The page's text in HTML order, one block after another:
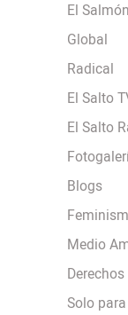
El Salmón
Global
Radical
El Salto
El Salto
Blogs
Medio
Solo